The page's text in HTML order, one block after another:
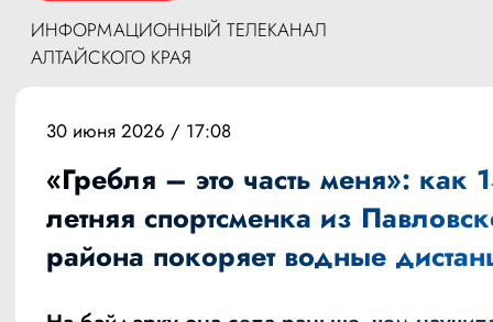
ИНФОРМАЦИОННЫЙ ТЕЛЕКАНАЛ
АЛТАЙСКОГО КРАЯ
30 июня 2026 / 17:08
«Гребля – это часть меня»: как
летняя спортсменка из
района покоряет водные